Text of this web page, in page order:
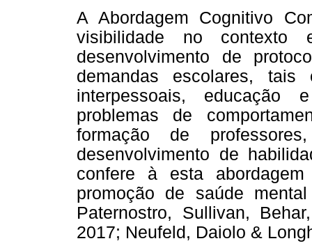
A Abordagem Cognitivo
visibilidade no
desenvolvimento de
demandas escolares, tais
interpessoais, educação
problemas de
formação de
desenvolvimento de
confere à esta
promoção de saúde
Paternostro, Sullivan,
2017; Neufeld, Daiolo &